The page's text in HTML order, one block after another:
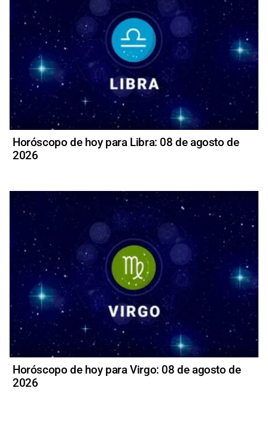
Horóscopo de hoy para Libra: 08 de agosto de
2026
Horóscopo de hoy para Virgo: 08 de agosto de
2026